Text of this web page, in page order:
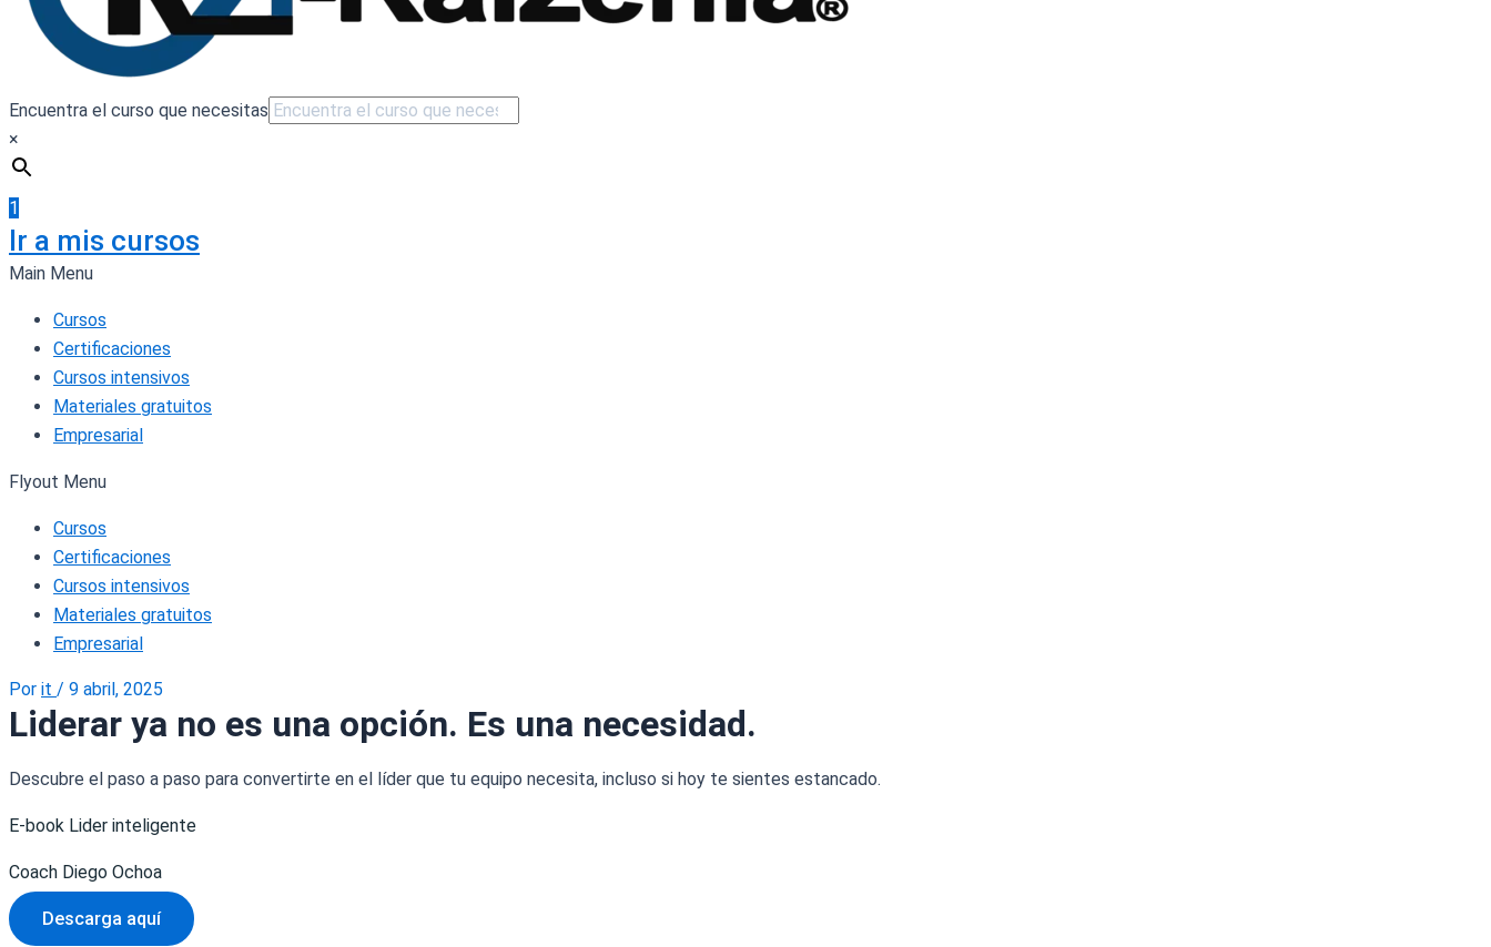
Encuentra el curso que necesitas
×
1
Ir a mis cursos
Main Menu
Cursos
Certificaciones
Cursos intensivos
Materiales gratuitos
Empresarial
Flyout Menu
Cursos
Certificaciones
Cursos intensivos
Materiales gratuitos
Empresarial
Por it / 9 abril, 2025
Liderar ya no es una opción. Es una necesidad.
Descubre el paso a paso para convertirte en el líder que tu equipo necesita, incluso si hoy te sientes estancado.
E-book Lider inteligente
Coach Diego Ochoa
Descarga aquí